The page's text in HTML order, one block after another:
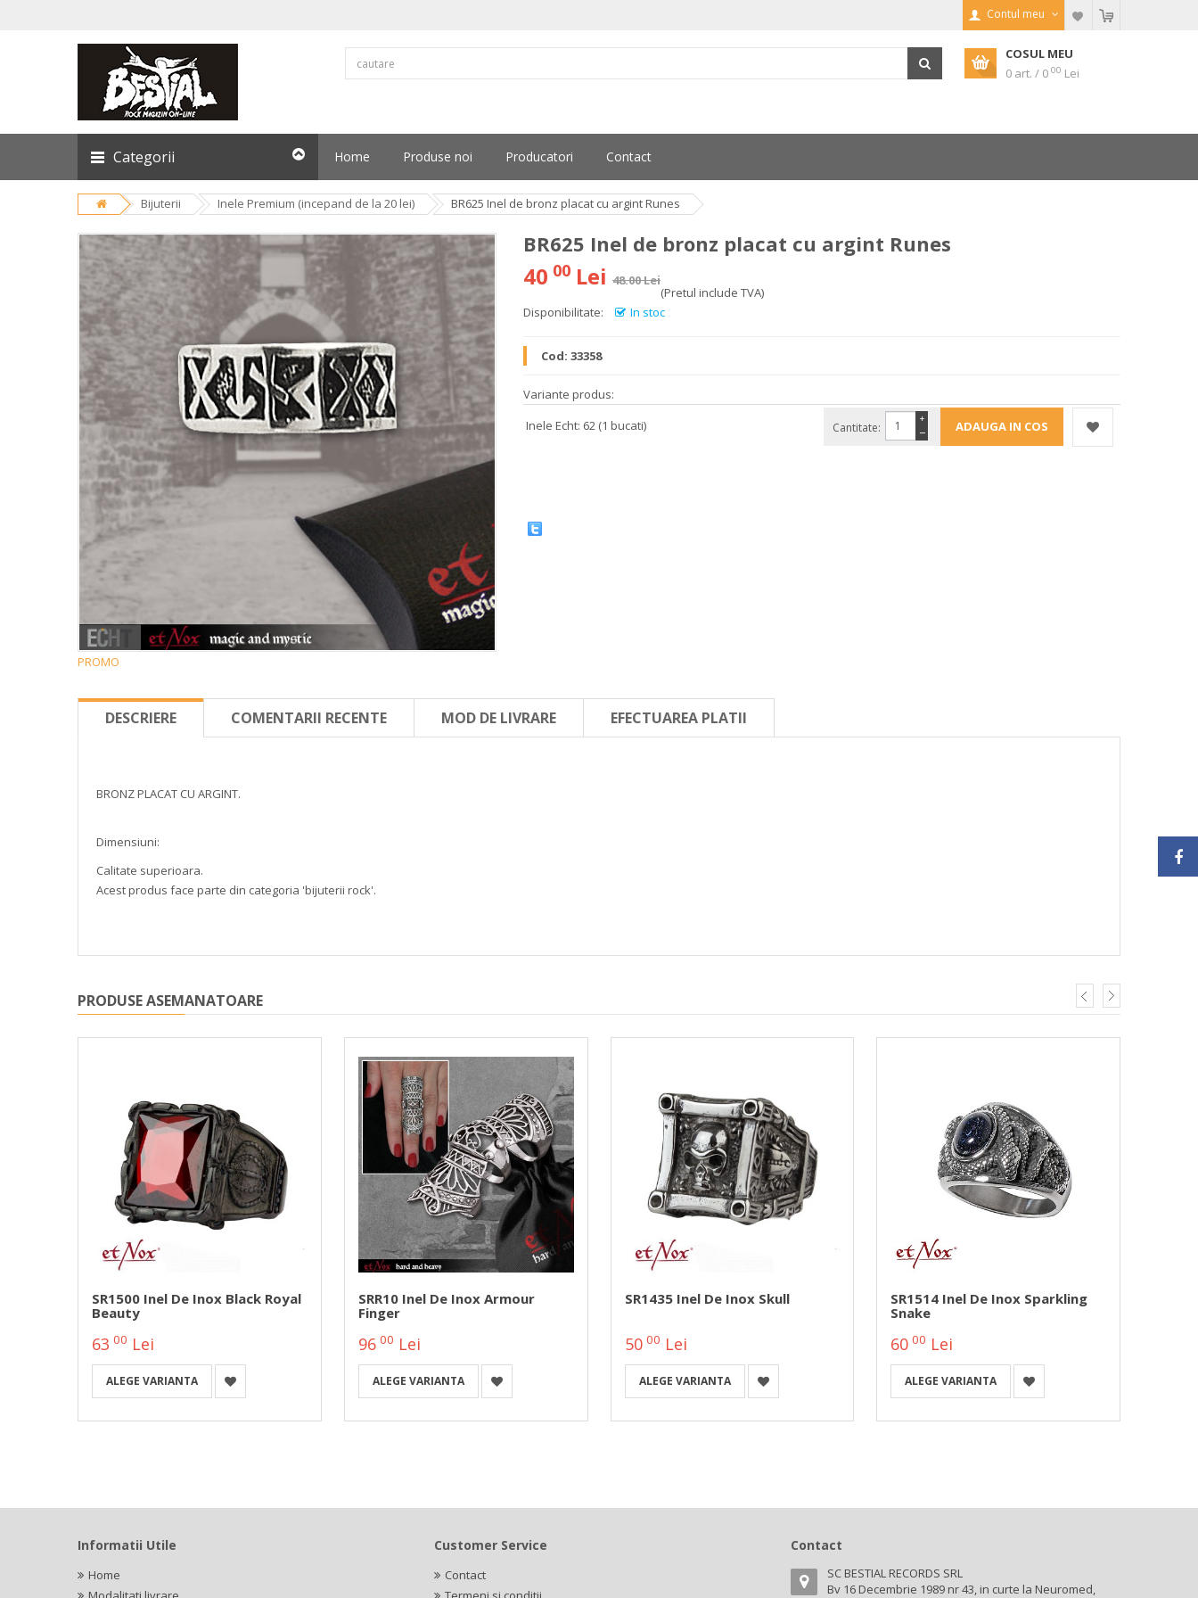
Contul meu
COSUL MEU
0 art. / 0 00 Lei
Categorii Home Produse noi Producatori Contact
Bijuterii Inele Premium (incepand de la 20 lei) BR625 Inel de bronz placat cu argint Runes
PROMO
BR625 Inel de bronz placat cu argint Runes
40 00 Lei 48.00 Lei
(Pretul include TVA)
Disponibilitate:
In stoc
Cod: 33358
Variante produs:
Inele Echt: 62 (1 bucati)
Cantitate: −
+
DESCRIERE COMENTARII RECENTE MOD DE LIVRARE EFECTUAREA PLATII
BRONZ PLACAT CU ARGINT.
Dimensiuni:
Calitate superioara.
Acest produs face parte din categoria 'bijuterii rock'.
PRODUSE ASEMANATOARE
SR1500 Inel De Inox Black Royal
Beauty
63 00 Lei
ALEGE VARIANTA
SRR10 Inel De Inox Armour
Finger
96 00 Lei
ALEGE VARIANTA
SR1435 Inel De Inox Skull
5000 Lei
ALEGE VARIANTA
SR1514 Inel De Inox Sparkling
Snake
60 00 Lei
ALEGE VARIANTA
Informatii Utile
Home
Customer Service
Contact
Contact
SC BESTIAL RECORDS SRL
Bv 16 Decembrie 1989 nr 43, in curte la Neuromed,